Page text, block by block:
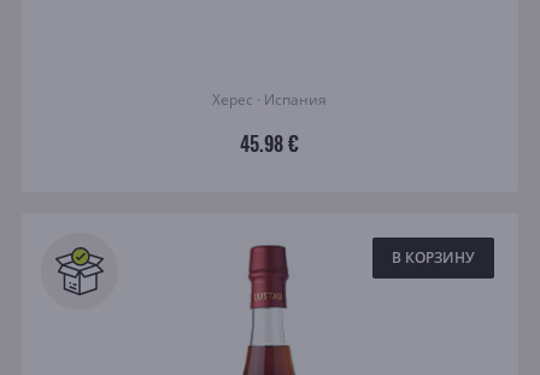
Херес · Испания
45.98 €
В КОРЗИНУ